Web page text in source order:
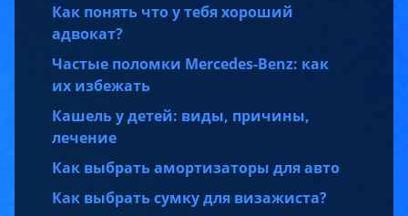
Как понять что у тебя хороший
адвокат?
Частые поломки Mercedes-Benz: как
их избежать
Кашель у детей: виды, причины,
лечение
Как выбрать амортизаторы для авто
Как выбрать сумку для визажиста?